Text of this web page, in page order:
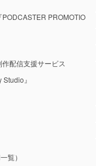
PROMOTIO
配信支援サービス
』
覧）